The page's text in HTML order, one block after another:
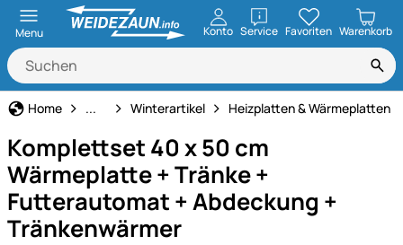
Menu Konto ServiceöffnenFavoriten Warenkorb
Home Haus und Hof
... Winterartikel Heizplatten & Wärmeplatten
Komplettset 40 x 50 cm
Wärmeplatte + Tränke +
Futterautomat + Abdeckung +
Tränkenwärmer